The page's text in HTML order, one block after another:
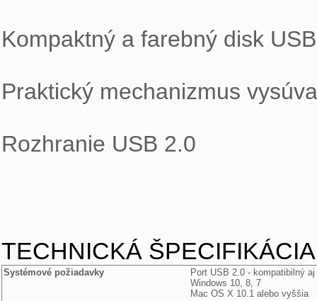
Kompaktný a farebný disk USB
Praktický mechanizmus
Rozhranie USB 2.0
TECHNICKÁ
Systémové požiadavky
Port USB 2.0 - kompatibilný
Windows 10, 8, 7
Mac OS X 10.1 alebo vyššia